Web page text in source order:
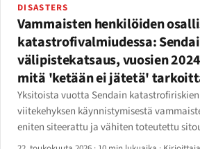
DISASTERS
Vammaisten henkilöiden
katastrofivalmiudessa:
välipistekatsaus, vuosien
mitä 'ketään ei jätetä'
Yksitoista vuotta Sendain
viitekehyksen käynnistymisestä
eniten siteerattu ja vähiten toteutettu
maanjäristys, Tyynenmeren